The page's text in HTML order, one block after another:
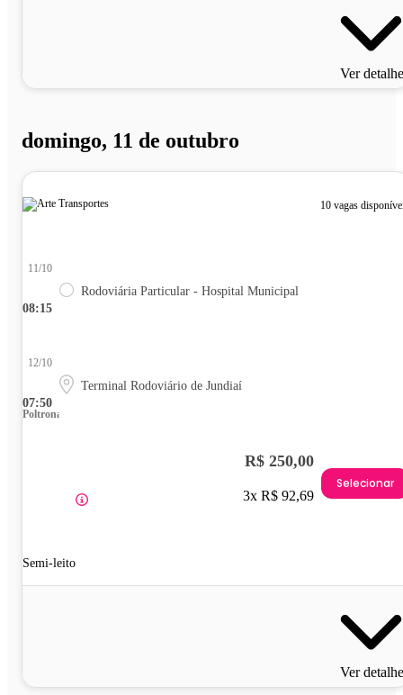
Ver
domingo, 11 de outubro
10 vagas
08:15
11/10
Rodoviária Particular - Hospital Municipal
07:50
12/10
Terminal Rodoviário de Jundiaí
Poltrona
Semi-leito
R$ 250,00
3x R$ 92,69
Selecionar
Ver